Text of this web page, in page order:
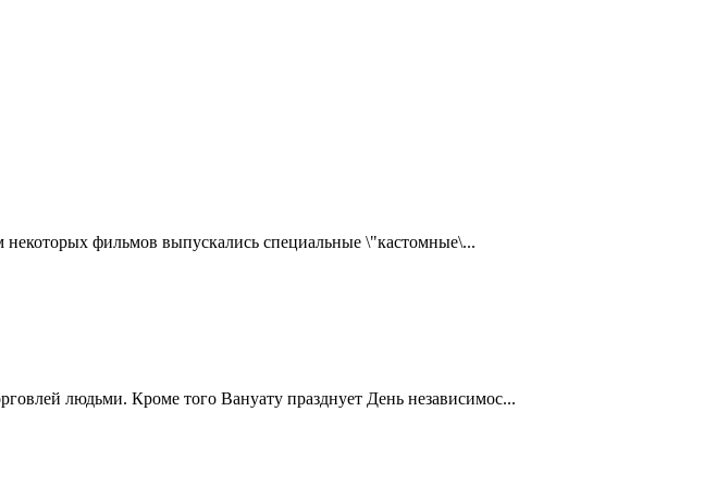
фильмов выпускались специальные \"кастомные\...
людьми. Кроме того Вануату празднует День независимос...